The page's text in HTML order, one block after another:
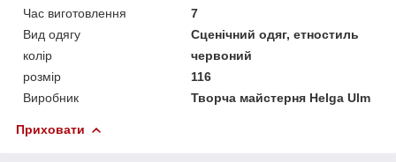
Час виготовлення
7
Вид одягу
Сценічний одяг, етностиль
колір
червоний
розмір
116
Виробник
Творча майстерня Helga Ulm
Приховати